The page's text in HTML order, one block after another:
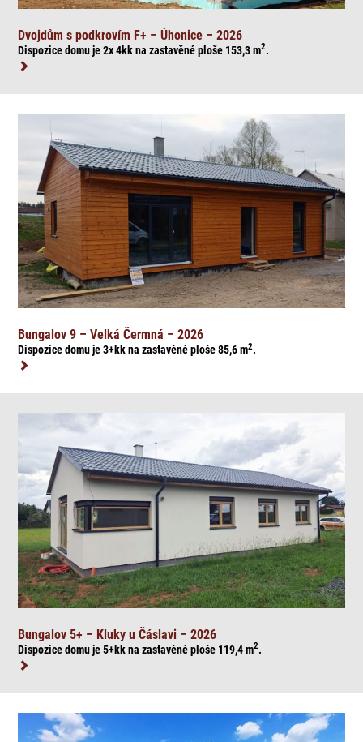
Dvojdům s podkrovím F+ – Úhonice – 2026
Dispozice domu je 2x 4kk na zastavěné ploše 153,3m2.
Bungalov 9 – Velká Čermná – 2026
Dispozice domu je 3+kk na zastavěné ploše 85,6m2.
Bungalov 5+ – Kluky u Čáslavi – 2026
Dispozice domu je 5+kk na zastavěné ploše 119,4m2.